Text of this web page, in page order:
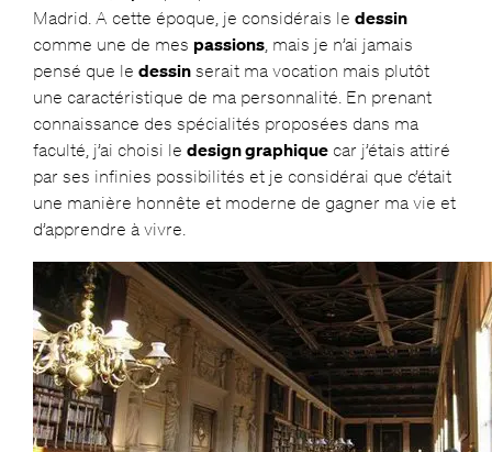
Madrid. A cette époque, je considérais le dessin
comme une de mes passions, mais je n’ai jamais
pensé que le dessinserait ma vocation mais plutôt
une caractéristique de ma personnalité. En prenant
connaissance des spécialités proposées dans ma
faculté, j’ai choisi le design graphiquecar j’étais attiré
par ses infinies possibilités et je considérai que c’était
une manière honnête et moderne de gagner ma vie et
d’apprendre à vivre.